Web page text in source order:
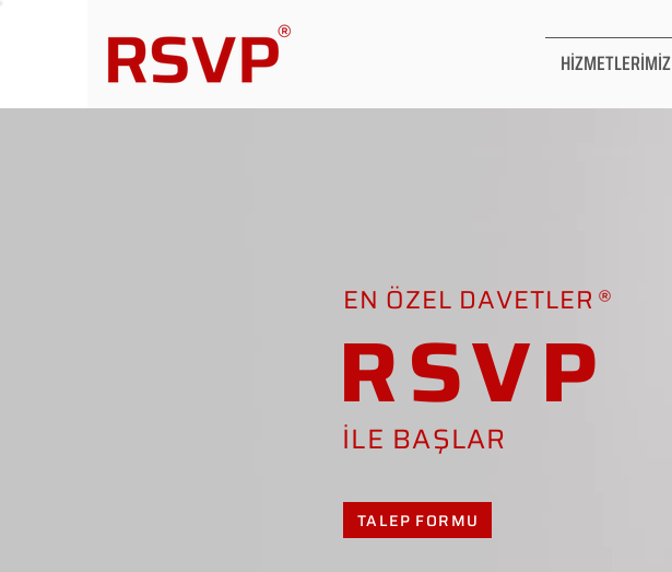
HİZMETLERİMİZ
EN ÖZEL DAVETLER
RSVP
İLE BAŞLAR
TALEP FORMU